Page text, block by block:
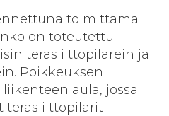
toimittama
on toteutettu
teräsliittopilarein ja
Poikkeuksen
aula, jossa
teräsliittopilarit